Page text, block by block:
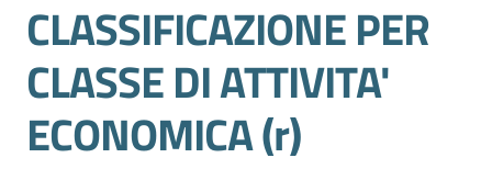
Internazionalizzazione
delle
Imprese
CLASSIFICAZIONE PER
CLASSE DI ATTIVITA'
ECONOMICA (r)